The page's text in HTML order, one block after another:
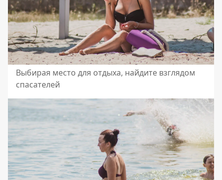
Выбирая место для отдыха, найдите взглядом
спасателей